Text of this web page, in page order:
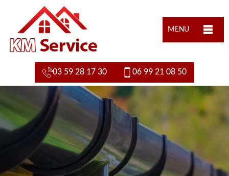
MENU
03 59 28 17 30 06 99 21 08 50